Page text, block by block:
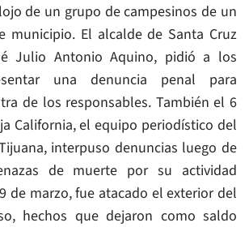
de un grupo de campesinos de un
municipio. El alcalde de Santa Cruz
Julio Antonio Aquino, pidió a los
una denuncia penal para
de los responsables. También el 6
California, el equipo periodístico del
interpuso denuncias luego de
de muerte por su actividad
de marzo, fue atacado el exterior del
hechos que dejaron como saldo